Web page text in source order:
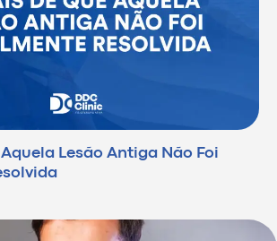
Lesão Antiga Não Foi